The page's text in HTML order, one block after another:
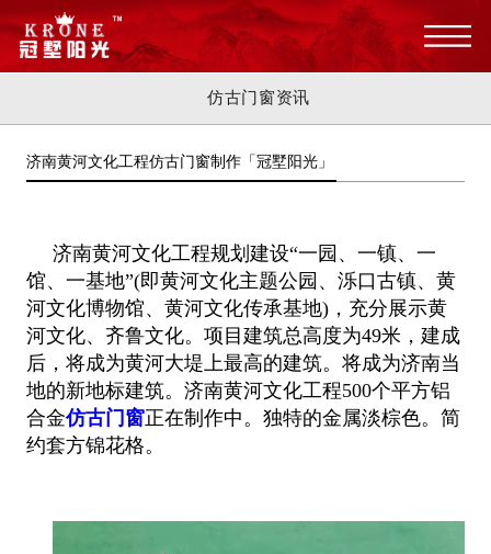
仿古门窗资讯
济南黄河文化工程仿古门窗制作「冠墅阳光」
济南黄河文化工程规划建设“一园、一镇、一
馆、一基地”(即黄河文化主题公园、泺口古镇、黄
河文化博物馆、黄河文化传承基地)， 充分展示黄
河文化、齐鲁文化。项目建筑总高度为49米，建成
后，将成为黄河大堤上最高的建筑。将成为济南当
地的新地标建筑。济南黄河文化工程500个平方铝
合金仿古门窗正在制作中。独特的金属淡棕色。简
约套方锦花格。